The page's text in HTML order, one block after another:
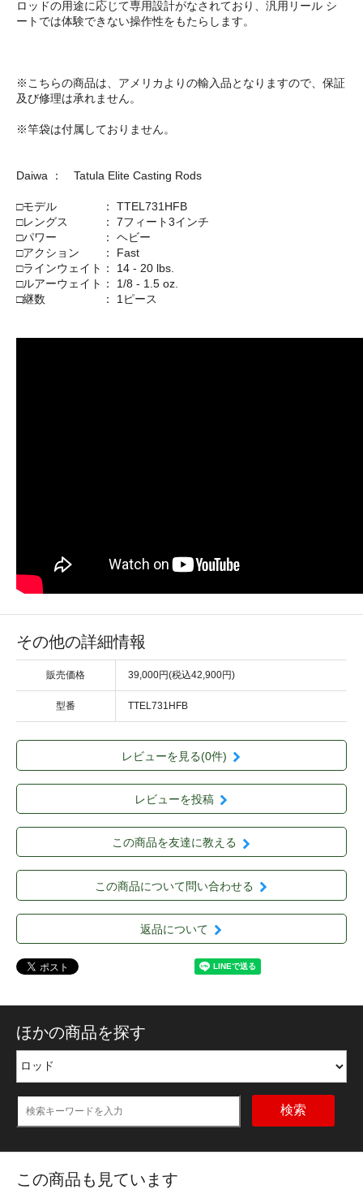
ロッドの用途に応じて専用設計がなされており、汎用リール シ
ートでは体験できない操作性をもたらします。
※こちらの商品は、アメリカよりの輸入品となりますので、保証
及び修理は承れません。
※竿袋は付属しておりません。
Daiwa ： Tatula Elite Casting Rods
□モデル ： TTEL731HFB
□レングス ： 7フィート3インチ
□パワー ： ヘビー
□アクション ： Fast
□ラインウェイト： 14 - 20 lbs.
□ルアーウェイト： 1/8 - 1.5 oz.
□継数 ： 1ピース
その他の詳細情報
販売価格 39,000円(税込42,900円)
型番 TTEL731HFB
レビューを見る(0件)
レビューを投稿
この商品を友達に教える
この商品について問い合わせる
返品について
ほかの商品を探す
検索
この商品も見ています